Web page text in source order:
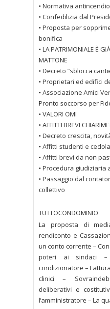
• Normativa antincendio
• Confedilizia dal
• Proposta per
bonifica
• LA PATRIMONIALE È
MATTONE
• Decreto “sblocca
• Proprietari ed edifici
• Associazione Amici
Pronto soccorso per
• VALORI OMI
• AFFITTI BREVI
• Decreto crescita,
• Affitti studenti e
• Affitti brevi da non
• Procedura giudiziaria
• Passaggio dal
collettivo
TUTTOCONDOMINIO
La proposta di
rendiconto e
un conto corrente –
poteri ai sindaci
condizionatore –
clinici –
deliberativi e
l’amministratore – La